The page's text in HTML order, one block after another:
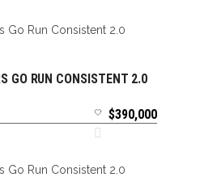
OPCIONES
GO RUN CONSISTENT 2.0
$390,000